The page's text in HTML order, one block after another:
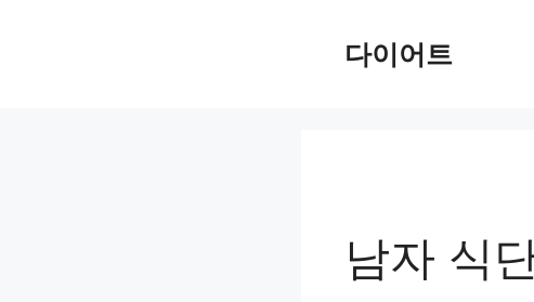
다이어트
남자 식